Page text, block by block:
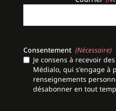
Consentement (Nécessaire)
Je consens à recevoir
Médialo, qui s'engage à
renseignements
désabonner en tout